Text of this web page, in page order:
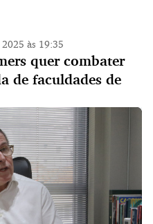
às 19:35
quer combater
de faculdades de